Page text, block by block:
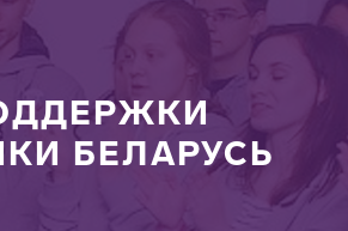
БЕЛАРУСЬ